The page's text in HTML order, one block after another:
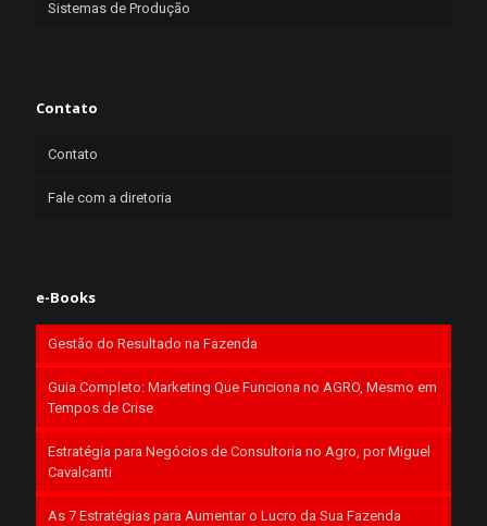
Sistemas de Produção
Contato
Contato
Fale com a diretoria
e-Books
Gestão do Resultado na Fazenda
Guia Completo: Marketing Que Funciona no AGRO, Mesmo em
Tempos de Crise
Estratégia para Negócios de Consultoria no Agro, por Miguel
Cavalcanti
As 7 Estratégias para Aumentar o Lucro da Sua Fazenda